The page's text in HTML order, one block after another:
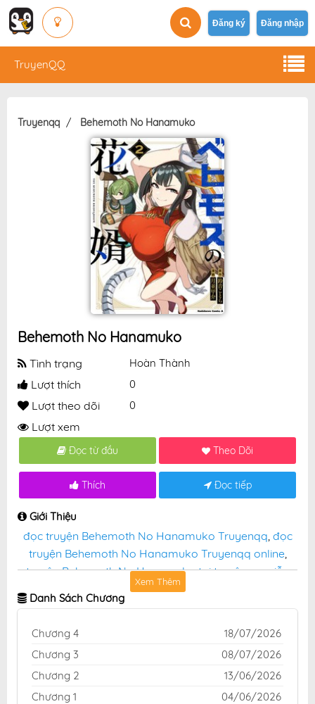
Đăng ký Đăng nhập
TruyenQQ
Truyenqq Behemoth No Hanamuko
Behemoth No Hanamuko
Tình trạng Hoàn Thành
Lượt thích 0
Lượt theo dõi 0
Lượt xem
Đọc từ đầu Theo Dõi
Thích Đọc tiếp
Giới Thiệu
đọc truyện Behemoth No Hanamuko Truyenqq,đọc
truyện Behemoth No Hanamuko Truyenqq online,
truyện Behemoth No Hanamuko tại truyệnqq miễn
phí
Xem Thêm
Danh Sách Chương
Chương 4
18/07/2026
Chương 3
08/07/2026
Chương 2
13/06/2026
Chương 1
04/06/2026